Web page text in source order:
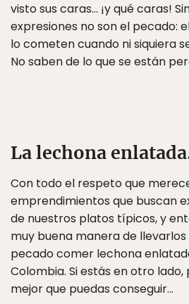
visto sus caras… ¡y qué caras!
expresiones no son el pecado:
lo cometen cuando ni siquiera
No saben de lo que se están
La lechona
Con todo el respeto que
emprendimientos que buscan
de nuestros platos típicos, y
muy buena manera de
pecado comer lechona
Colombia. Si estás en otro
mejor que puedas conseguir…